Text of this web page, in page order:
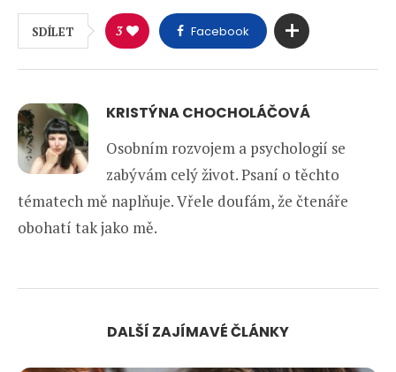
SDÍLET 3 Facebook
KRISTÝNA CHOCHOLÁČOVÁ
Osobním rozvojem a psychologií se
zabývám celý život. Psaní o těchto
tématech mě naplňuje. Vřele doufám, že čtenáře
obohatí tak jako mě.
DALŠÍ ZAJÍMAVÉ ČLÁNKY